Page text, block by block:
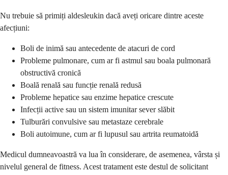
Nu trebuie să primiți aldesleukin dacă aveți oricare dintre aceste
afecțiuni:
Boli de inimă sau antecedente de atacuri de cord
Probleme pulmonare, cum ar fi astmul sau boala pulmonară
obstructivă cronică
Boală renală sau funcție renală redusă
Probleme hepatice sau enzime hepatice crescute
Infecții active sau un sistem imunitar sever slăbit
Tulburări convulsive sau metastaze cerebrale
Boli autoimune, cum ar fi lupusul sau artrita reumatoidă
Medicul dumneavoastră va lua în considerare, de asemenea, vârsta și
nivelul general de fitness. Acest tratament este destul de solicitant